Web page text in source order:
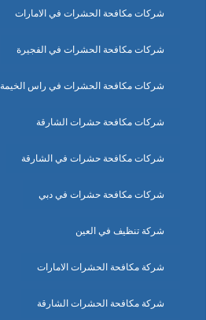
شركات مكافحة الحشرات في الامارات
شركات مكافحة الحشرات في الفجيرة
شركات مكافحة الحشرات في راس الخيمة
شركات مكافحة حشرات الشارقة
شركات مكافحة حشرات في الشارقة
شركات مكافحة حشرات في دبي
شركة تنظيف في العين
شركة مكافحة الحشرات الامارات
شركة مكافحة الحشرات الشارقة